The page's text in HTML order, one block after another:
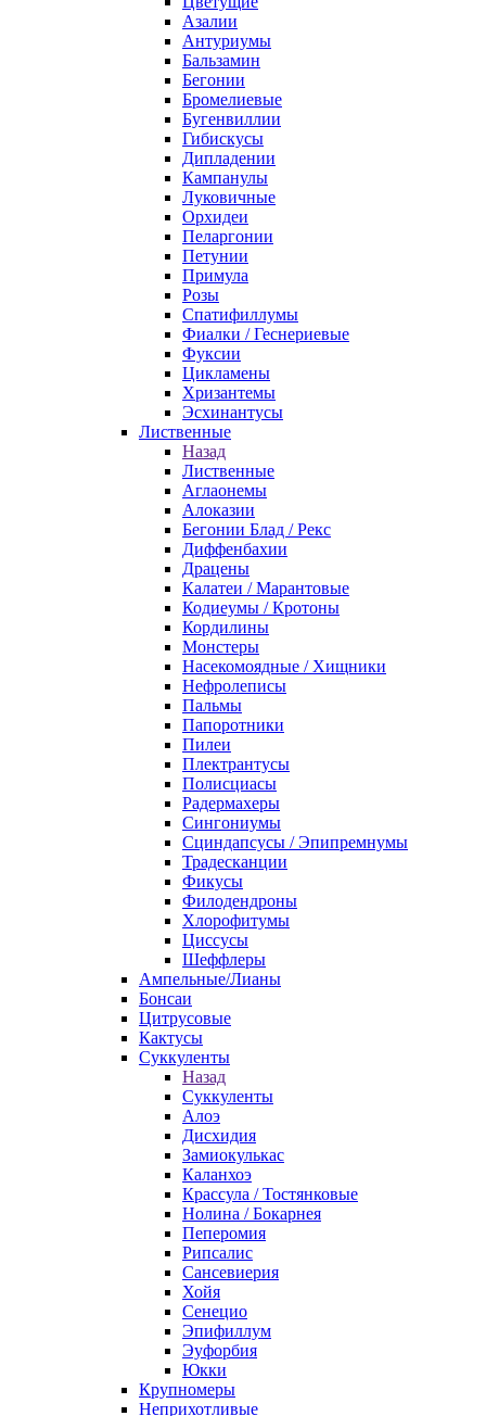
Азалии
Антуриумы
Бальзамин
Бегонии
Бромелиевые
Бугенвиллии
Гибискусы
Дипладении
Кампанулы
Луковичные
Орхидеи
Пеларгонии
Петунии
Примула
Розы
Спатифиллумы
Фиалки / Геснериевые
Фуксии
Цикламены
Хризантемы
Эсхинантусы
Лиственные
Назад
Лиственные
Аглаонемы
Алоказии
Бегонии Блад / Рекс
Диффенбахии
Драцены
Калатеи / Марантовые
Кодиеумы / Кротоны
Кордилины
Монстеры
Насекомоядные / Хищники
Нефролеписы
Пальмы
Папоротники
Пилеи
Плектрантусы
Полисциасы
Радермахеры
Сингониумы
Сциндапсусы / Эпипремнумы
Традесканции
Фикусы
Филодендроны
Хлорофитумы
Циссусы
Шеффлеры
Ампельные/Лианы
Бонсаи
Цитрусовые
Кактусы
Суккуленты
Назад
Суккуленты
Алоэ
Дисхидия
Замиокулькас
Каланхоэ
Крассула / Тостянковые
Нолина / Бокарнея
Пеперомия
Рипсалис
Сансевиерия
Хойя
Сенецио
Эпифиллум
Эуфорбия
Юкки
Крупномеры
Неприхотливые